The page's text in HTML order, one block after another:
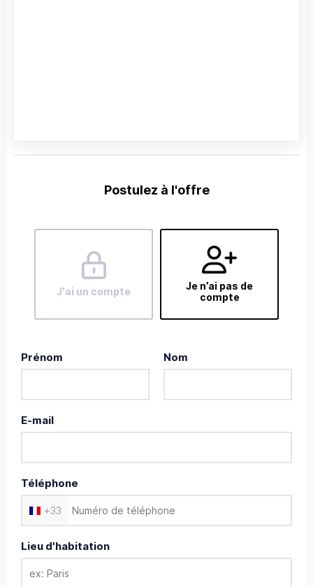
Postulez à l'offre
J'ai un compte
Je n’ai pas de
compte
Prénom Nom
E-mail
Téléphone
+33
Lieu d'habitation